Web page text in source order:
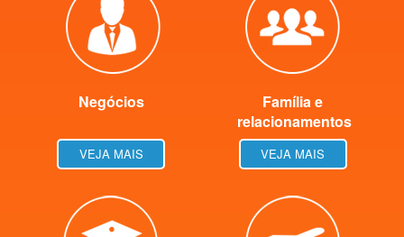
Negócios
VEJA MAIS
Família e
relacionamentos
VEJA MAIS